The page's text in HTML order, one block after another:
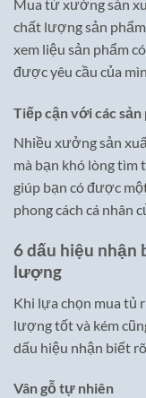
Mua từ xưởng sản
chất lượng sản
xem liệu sản phẩm
được yêu cầu của
Tiếp cận với các
Nhiều xưởng sản
mà bạn khó lòng tìm
giúp bạn có được
phong cách cá nhân
6 dấu hiệu
lượng
Khi lựa chọn mua tủ
lượng tốt và kém
dấu hiệu nhận biết
Vân gỗ tự nhiên